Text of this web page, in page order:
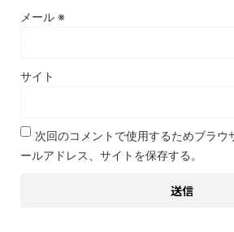
メール ※
サイト
次回のコメントで使用するためブラウ
ールアドレス、サイトを保存する。